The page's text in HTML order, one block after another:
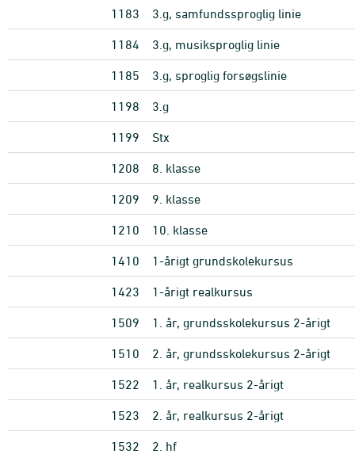
1183 3.g, samfundssproglig linie
1184 3.g, musiksproglig linie
1185 3.g, sproglig forsøgslinie
1198 3.g
1199 Stx
1208 8. klasse
1209 9. klasse
1210 10. klasse
1410 1-årigt grundskolekursus
1423 1-årigt realkursus
1509 1. år, grundsskolekursus 2-årigt
1510 2. år, grundsskolekursus 2-årigt
1522 1. år, realkursus 2-årigt
1523 2. år, realkursus 2-årigt
1532 2. hf